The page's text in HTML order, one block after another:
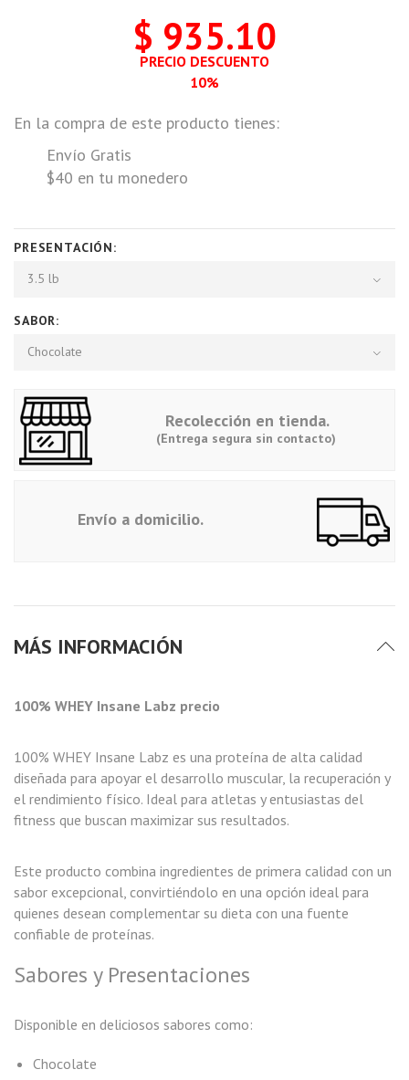
$ 935.10
PRECIO DESCUENTO
10%
En la compra de este producto tienes:
Envío Gratis
$40 en tu monedero
PRESENTACIÓN:
3.5 lb
SABOR:
Chocolate
Recolección en tienda.
(Entrega segura sin contacto)
Envío a domicilio.
MÁS INFORMACIÓN
100% WHEY Insane Labz precio
100% WHEY Insane Labz es una proteína de alta calidad
diseñada para apoyar el desarrollo muscular, la recuperación y
el rendimiento físico. Ideal para atletas y entusiastas del
fitness que buscan maximizar sus resultados.
Este producto combina ingredientes de primera calidad con un
sabor excepcional, convirtiéndolo en una opción ideal para
quienes desean complementar su dieta con una fuente
confiable de proteínas.
Sabores y Presentaciones
Disponible en deliciosos sabores como:
Chocolate